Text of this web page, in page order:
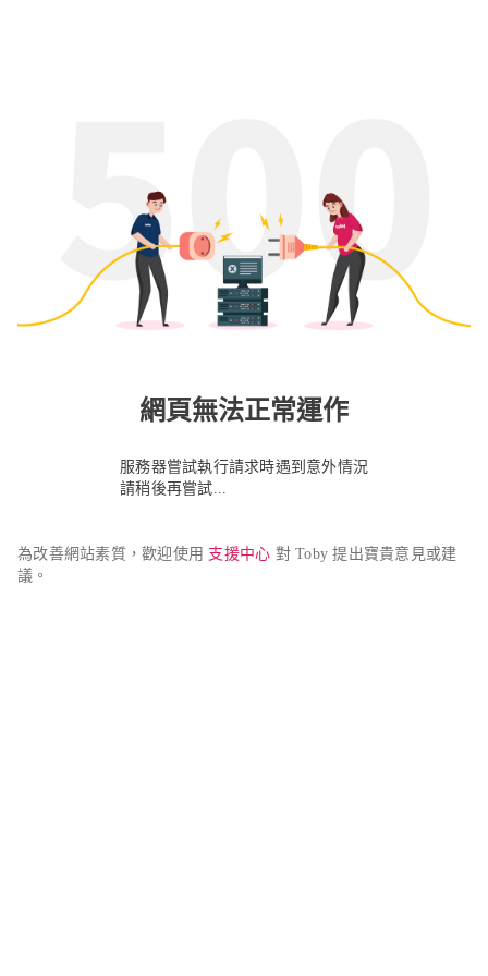
網頁無法正常運作
服務器嘗試執行請求時遇到意外情況
請稍後再嘗試...
為改善網站素質，歡迎使用 支援中心 對 Toby 提出寶貴意見或建
議。